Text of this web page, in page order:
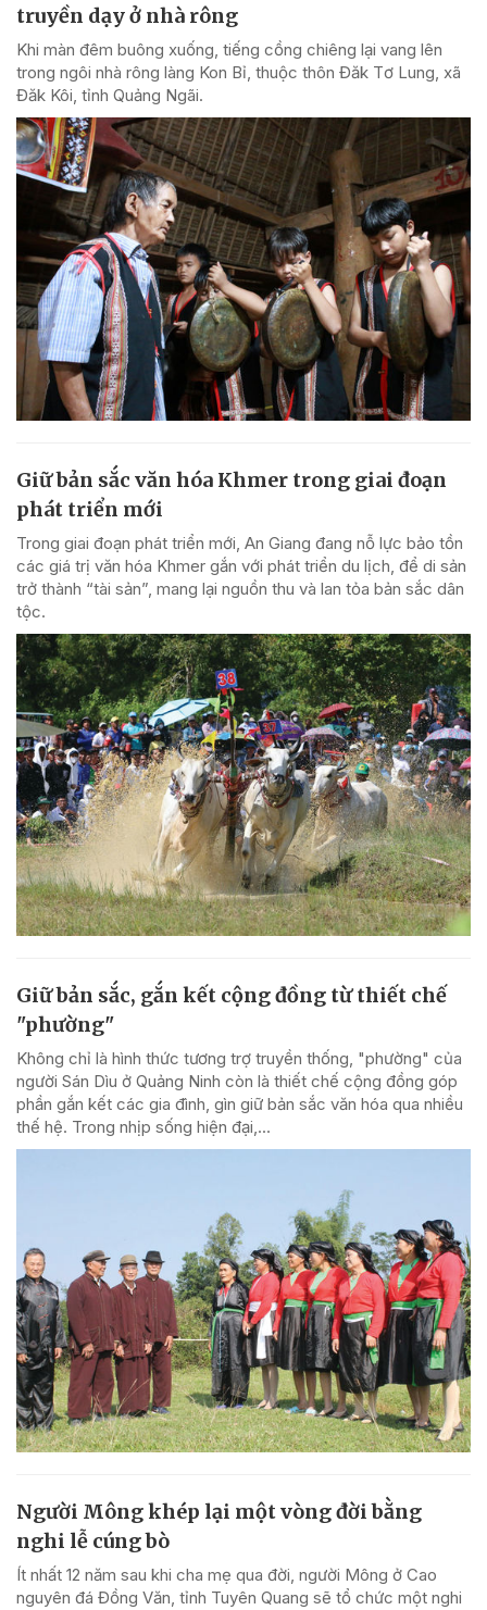
truyền dạy ở nhà rông
Khi màn đêm buông xuống, tiếng cồng chiêng lại vang lên
trong ngôi nhà rông làng Kon Bỉ, thuộc thôn Đăk Tơ Lung, xã
Đăk Kôi, tỉnh Quảng Ngãi.
Giữ bản sắc văn hóa Khmer trong giai đoạn
phát triển mới
Trong giai đoạn phát triển mới, An Giang đang nỗ lực bảo tồn
các giá trị văn hóa Khmer gắn với phát triển du lịch, để di sản
trở thành “tài sản”, mang lại nguồn thu và lan tỏa bản sắc dân
tộc.
Giữ bản sắc, gắn kết cộng đồng từ thiết chế
"phường"
Không chỉ là hình thức tương trợ truyền thống, "phường" của
người Sán Dìu ở Quảng Ninh còn là thiết chế cộng đồng góp
phần gắn kết các gia đình, gìn giữ bản sắc văn hóa qua nhiều
thế hệ. Trong nhịp sống hiện đại,...
Người Mông khép lại một vòng đời bằng
nghi lễ cúng bò
Ít nhất 12 năm sau khi cha mẹ qua đời, người Mông ở Cao
nguyên đá Đồng Văn, tỉnh Tuyên Quang sẽ tổ chức một nghi